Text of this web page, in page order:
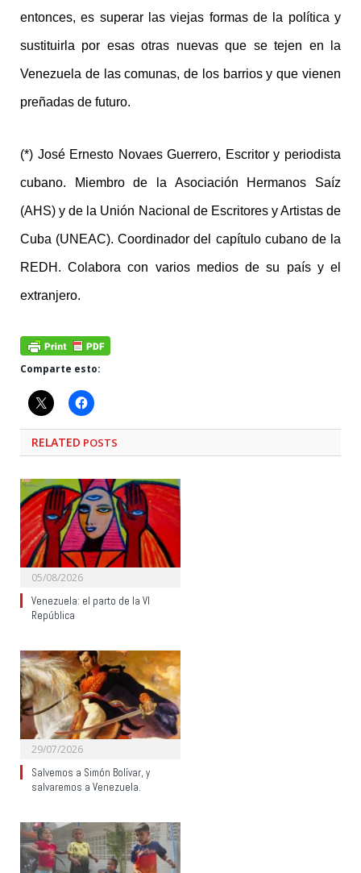
entonces, es superar las viejas formas de la política y
sustituirla por esas otras nuevas que se tejen en la
Venezuela de las comunas, de los barrios y que vienen
preñadas de futuro.
(*) José Ernesto Novaes Guerrero, Escritor y periodista
cubano. Miembro de la Asociación Hermanos Saíz
(AHS) y de la Unión Nacional de Escritores y Artistas de
Cuba (UNEAC). Coordinador del capítulo cubano de la
REDH. Colabora con varios medios de su país y el
extranjero.
Comparte esto:
RELATED POSTS
05/08/2026
Venezuela: el parto de la VI
República
29/07/2026
Salvemos a Simón Bolívar, y
salvaremos a Venezuela.